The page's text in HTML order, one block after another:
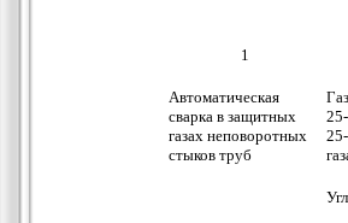
1
Автоматическая
сварка в защитных
газах неповоротных
стыков труб